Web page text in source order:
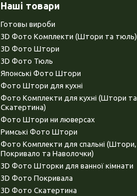
Наші товари
Готовы вироби
3D Фото Комплекти (Штори та тюль)
3D Фото Штори
3D Фото Тюль
Японські Фото Штори
Фото Штори для кухні
Фото Комплекти для кухні (Штори та
Скатертина)
Фото Штори ни люверсах
Римські Фото Штори
Фото Комплекти для спальні (Штори,
Покривало та Наволочки)
3D Фото Шторки для ванної кімнати
3D Фото Покривала
3D Фото Скатертина